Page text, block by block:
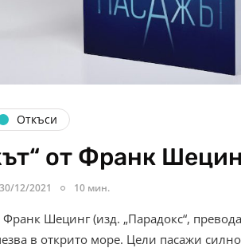
Откъси
от Франк
30/12/2021 10 мин.
Франк Шецинг (изд. „Парадокс“,
в открито море. Цели пасажи